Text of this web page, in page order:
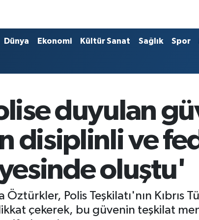
Dünya Ekonomi Kültür Sanat Sağlık Spor
duyulan
disiplinli ve
oluştu'
Polis Teşkilatı'nın Kıbrıs
çekerek, bu güvenin teşkilat